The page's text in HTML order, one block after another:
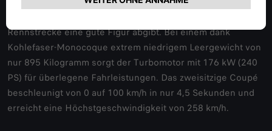
Rennstrecke eine gute Figur abgibt. Bei einem dank
Kohlefaser-Monocoque extrem niedrigem Leergewicht von
nur 895 Kilogramm sorgt der Turbomotor mit 176 kW (240
PS) für überlegene Fahrleistungen. Das zweisitzige Coupé
beschleunigt von 0 auf 100 km/h in nur 4,5 Sekunden und
erreicht eine Höchstgeschwindigkeit von 258 km/h.